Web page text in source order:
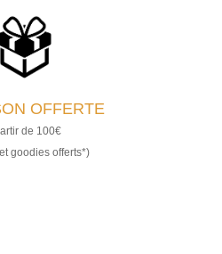
OFFERTE
de 100€
goodies offerts*)